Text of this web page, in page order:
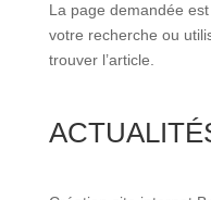
La page demandée
votre recherche ou
trouver l’article.